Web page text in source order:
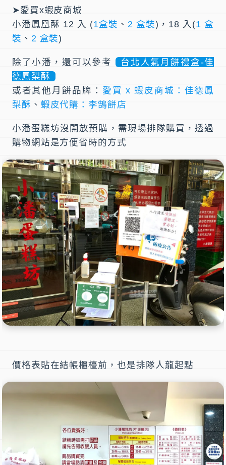
➤愛買x蝦皮商城
小潘鳳凰酥 12 入 (1盒裝 、 2 盒裝)，18 入(1 盒
裝 、 2 盒裝)
除了小潘，還可以參考
台北人氣月餅禮盒-佳
德鳳梨酥
或者其他月餅品牌： 愛買 x 蝦皮商城：佳德鳳
梨酥 、 蝦皮代購：李鵠餅店
小潘蛋糕坊沒開放預購，需現場排隊購買，透過
購物網站是方便省時的方式
價格表貼在結帳櫃檯前，也是排隊人龍起點